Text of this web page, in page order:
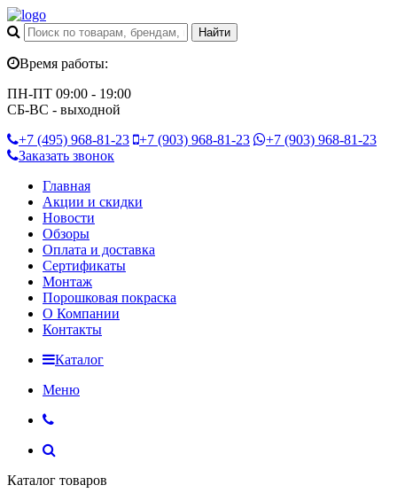
Время работы:
ПН-ПТ 09:00 - 19:00
СБ-ВС - выходной
+7 (495) 968-81-23 +7 (903) 968-81-23 +7 (903) 968-81-23
Заказать звонок
Главная
Акции и скидки
Новости
Обзоры
Оплата и доставка
Сертификаты
Монтаж
Порошковая покраска
О Компании
Контакты
Каталог
Меню
Каталог товаров